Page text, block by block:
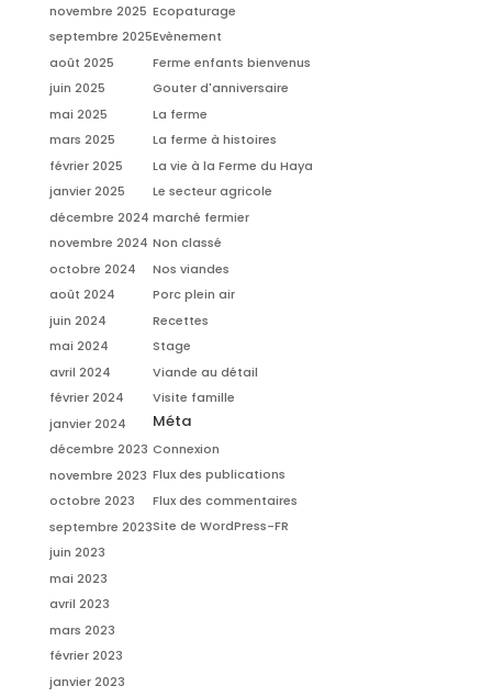
novembre 2025
septembre 2025
août 2025
juin 2025
mai 2025
mars 2025
février 2025
janvier 2025
décembre 2024
novembre 2024
octobre 2024
août 2024
juin 2024
mai 2024
avril 2024
février 2024
janvier 2024
décembre 2023
novembre 2023
octobre 2023
septembre 2023
juin 2023
mai 2023
avril 2023
mars 2023
février 2023
janvier 2023
Ecopaturage
Evènement
Ferme enfants bienvenus
Gouter d'anniversaire
La ferme
La ferme à histoires
La vie à la Ferme du Haya
Le secteur agricole
marché fermier
Non classé
Nos viandes
Porc plein air
Recettes
Stage
Viande au détail
Visite famille
Méta
Connexion
Flux des publications
Flux des commentaires
Site de WordPress-FR